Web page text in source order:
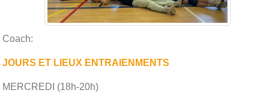
Coach:
JOURS ET LIEUX ENTRAIENMENTS
MERCREDI (18h-20h)